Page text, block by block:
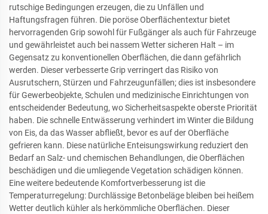
rutschige Bedingungen erzeugen, die zu Unfällen und
Haftungsfragen führen. Die poröse Oberflächentextur bietet
hervorragenden Grip sowohl für Fußgänger als auch für Fahrzeuge
und gewährleistet auch bei nassem Wetter sicheren Halt – im
Gegensatz zu konventionellen Oberflächen, die dann gefährlich
werden. Dieser verbesserte Grip verringert das Risiko von
Ausrutschern, Stürzen und Fahrzeugunfällen; dies ist insbesondere
für Gewerbeobjekte, Schulen und medizinische Einrichtungen von
entscheidender Bedeutung, wo Sicherheitsaspekte oberste Priorität
haben. Die schnelle Entwässerung verhindert im Winter die Bildung
von Eis, da das Wasser abfließt, bevor es auf der Oberfläche
gefrieren kann. Diese natürliche Enteisungswirkung reduziert den
Bedarf an Salz- und chemischen Behandlungen, die Oberflächen
beschädigen und die umliegende Vegetation schädigen können.
Eine weitere bedeutende Komfortverbesserung ist die
Temperaturregelung: Durchlässige Betonbeläge bleiben bei heißem
Wetter deutlich kühler als herkömmliche Oberflächen. Dieser